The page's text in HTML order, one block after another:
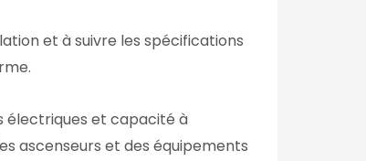
et à suivre les spécifications
électriques et capacité à
ascenseurs et des équipements